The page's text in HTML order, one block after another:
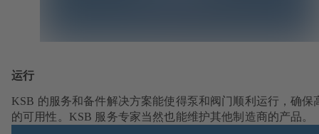
运行
KSB 的服务和备件解决方案能使得泵和阀门顺利运行，确保
的可用性。KSB 服务专家当然也能维护其他制造商的产品。